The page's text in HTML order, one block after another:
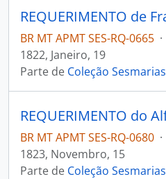
BR MT APMT SES-RQ-0665 ·
1822, Janeiro, 19
Parte de Coleção Sesmarias
BR MT APMT SES-RQ-0680 ·
1823, Novembro, 15
Parte de Coleção Sesmarias